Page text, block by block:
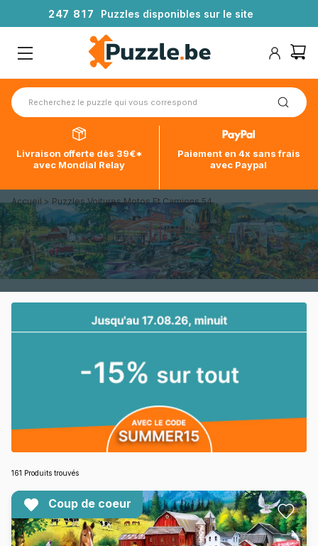
247 81 7 Puzzles disponibles sur le site
Livraison offerte dès 39€*
avec Mondial Relay
Paiement en 4x sans frais
avec Paypal
Accueil > Puzzles Voitures Motos Et Camions 54
161 Produits trouvés
Coup de coeur